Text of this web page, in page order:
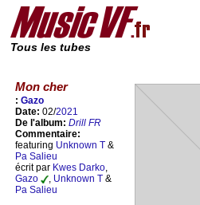
Tous les tubes
Mon cher
: Gazo
Date: 02/2021
De l'album: Drill FR
Commentaire:
featuring Unknown T &
Pa Salieu
écrit par Kwes Darko,
Gazo
, Unknown T &
Pa Salieu